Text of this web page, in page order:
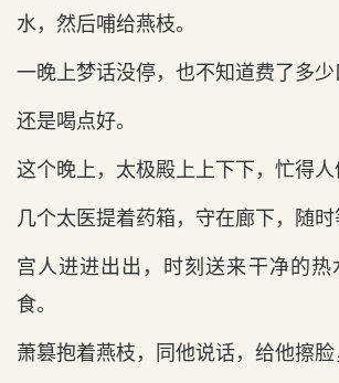
水，然后哺给燕枝。
一晚上梦话没停，也不知道费了多少
还是喝点好。
这个晚上，太极殿上上下下，忙得人
几个太医提着药箱，守在廊下，随时
宫人进进出出，时刻送来干净的
食。
萧篡抱着燕枝，同他说话，给他擦脸